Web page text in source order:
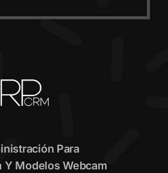
Para
Y Modelos Webcam